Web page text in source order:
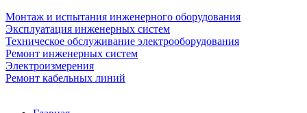
Монтаж и испытания инженерного оборудования
Эксплуатация инженерных систем
Техническое обслуживание электрооборудования
Ремонт инженерных систем
Электроизмерения
Ремонт кабельных линий